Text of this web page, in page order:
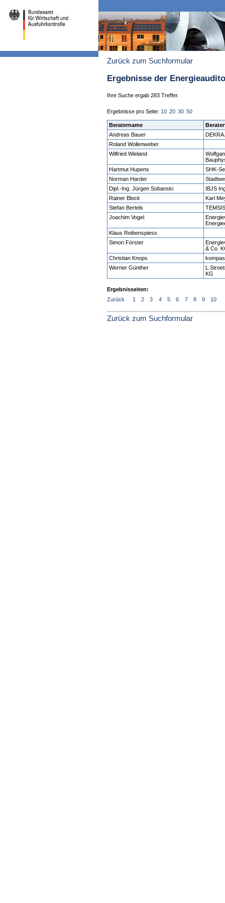
Zurück zum Suchformular
Ergebnisse der
Ihre Suche ergab 283 Treffer.
Ergebnisse pro Seite: 10 20 30 50
Beratername
Andreas Bauer
Roland Wollenweber
Wilfried Wieland
Hartmut Hupens
SHK-
Norman Harder
Dipl.-Ing. Jürgen Sobanski
IBJS
Rainer Block
Karl
Stefan Bertels
Joachim Vogel
Klaus Reibenspiess
Simon Förster
& Co.
Christian Knops
Werner Günther
KG
Ergebnisseiten:
Zurück
1 2 3 4 5 6 7 8 9 10
Zurück zum Suchformular